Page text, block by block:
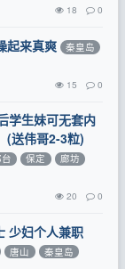
18 0
起来真爽 秦皇岛
15 0
学生妹可无套内
(送伟哥2-3粒)
保定 廊坊
20 0
少妇个人兼职
唐山
秦皇岛